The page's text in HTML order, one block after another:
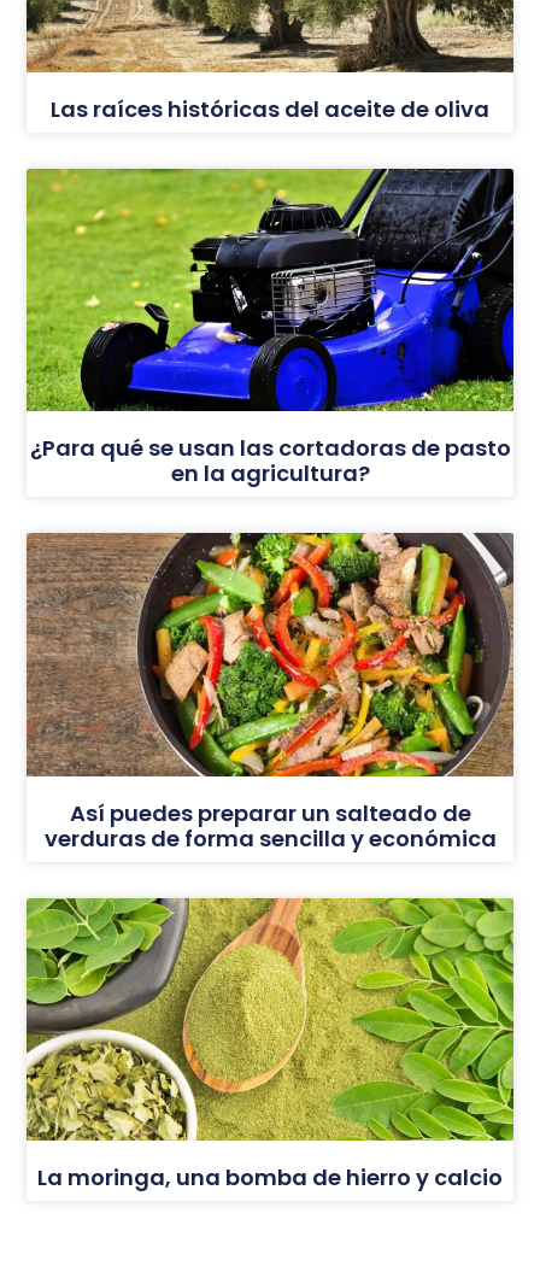
Las raíces históricas del aceite de oliva
¿Para qué se usan las cortadoras de pasto
en la agricultura?
Así puedes preparar un salteado de
verduras de forma sencilla y económica
La moringa, una bomba de hierro y calcio